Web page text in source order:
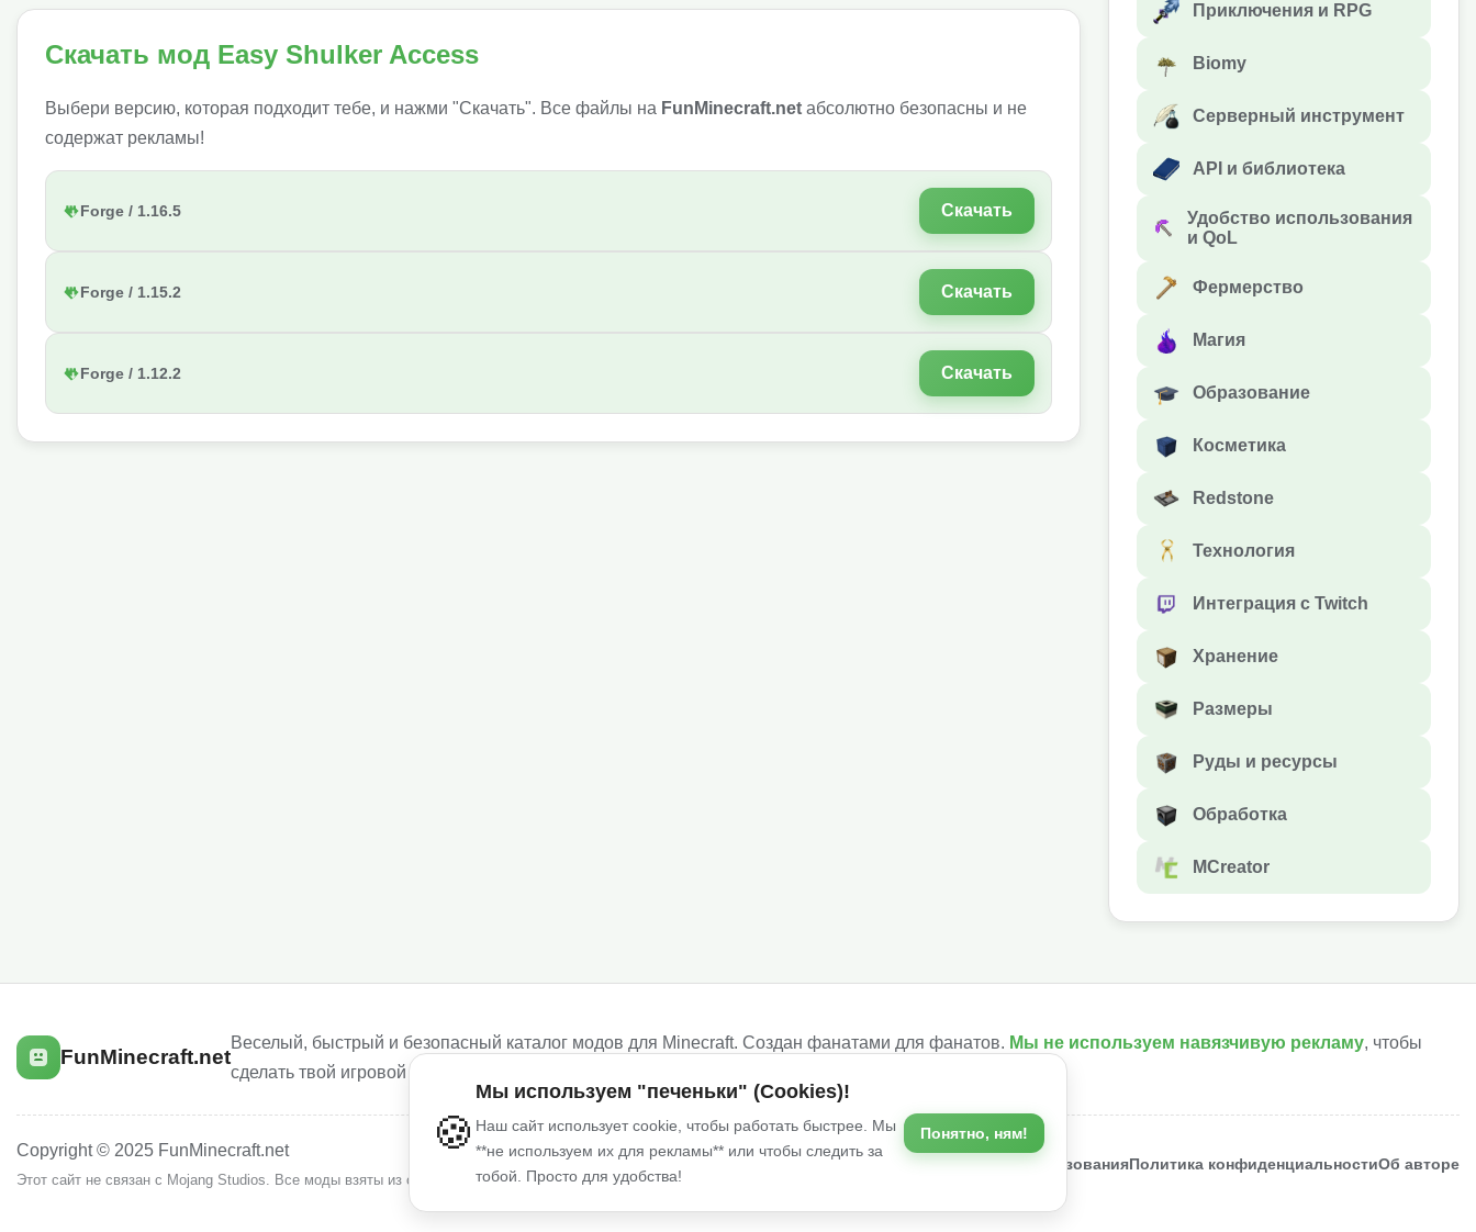
Скачать мод Easy Shulker Access
Выбери версию, которая подходит тебе, и нажми "Скачать". Все файлы на FunMinecraft.net абсолютно безопасны и не
содержат рекламы!
Forge / 1.16.5 Скачать
Forge / 1.15.2 Скачать
Forge / 1.12.2 Скачать
Приключения и RPG
Biomy
Серверный инструмент
API и библиотека
Удобство использования
и QoL
Фермерство
Магия
Образование
Косметика
Redstone
Технология
Интеграция с Twitch
Хранение
Размеры
Руды и ресурсы
Обработка
MCreator
FunMinecraft.net
Веселый, быстрый и безопасный каталог модов для Minecraft. Создан фанатами для фанатов. Мы не используем навязчивую рекламу, чтобы
сделать твой игровой опыт лучше!
Copyright © 2025 FunMinecraft.net
Этот сайт не связан с Mojang Studios. Все моды взяты из открытых источников и принадлежат их авторам.
Условия использованияПолитика конфиденциальностиОб авторе
🍪
Мы используем "печеньки" (Cookies)!
Наш сайт использует cookie, чтобы работать быстрее. Мы
**не используем их для рекламы** или чтобы следить за
тобой. Просто для удобства!
Понятно, ням!